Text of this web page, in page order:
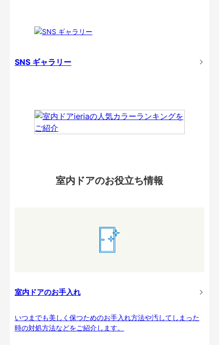
SNS ギャラリー
室内ドアのお役立ち情報
室内ドアのお手入れ
いつまでも美しく保つためのお手入れ方法や汚してしまった
時の対処方法などをご紹介します。